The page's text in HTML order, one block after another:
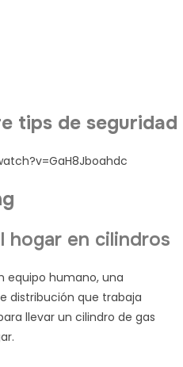
tips de seguridad
hogar en cilindros
equipo humano, una
distribución que trabaja
llevar un cilindro de gas